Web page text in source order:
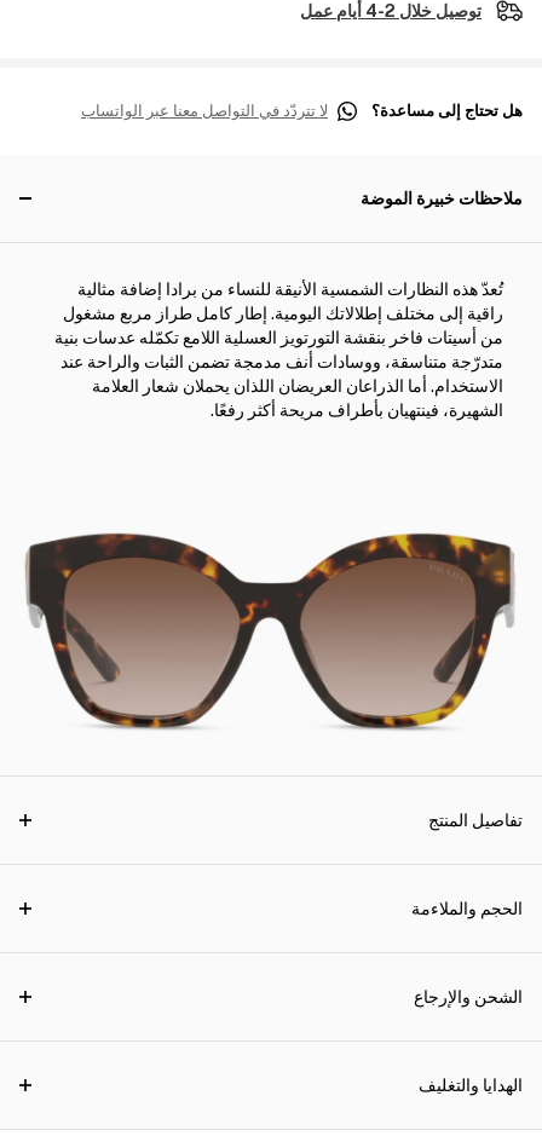
توصيل خلال 2-4 أيام عمل
هل تحتاج إلى مساعدة؟ لا تتردّد في التواصل معنا عبر الواتساب
ملاحظات خبيرة الموضة
تُعدّ هذه النظارات الشمسية الأنيقة للنساء من برادا إضافة مثالية
راقية إلى مختلف إطلالاتك اليومية. إطار كامل طراز مربع مشغول
من أسيتات فاخر بنقشة التورتويز العسلية اللامع تكمّله عدسات بنية
متدرّجة متناسقة، ووسادات أنف مدمجة تضمن الثبات والراحة عند
الاستخدام. أما الذراعان العريضان اللذان يحملان شعار العلامة
الشهيرة، فينتهيان بأطراف مريحة أكثر رفعًا.
تفاصيل المنتج
الحجم والملاءمة
الشحن والإرجاع
الهدايا والتغليف